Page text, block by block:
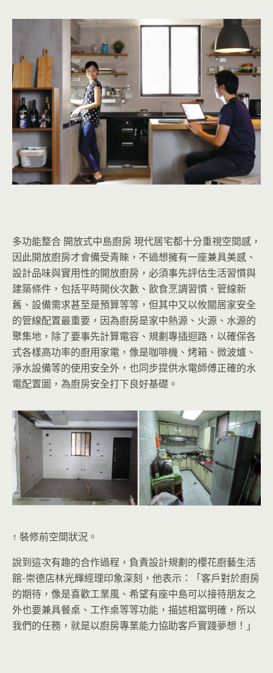
多功能整合 開放式中島廚房 現代居宅都十分重視空間感，
因此開放廚房才會備受青睞，不過想擁有一座兼具美感、
設計品味與實用性的開放廚房，必須事先評估生活習慣與
建築條件，包括平時開伙次數、飲食烹調習慣、管線新
舊、設備需求甚至是預算等等，但其中又以攸關居家安全
的管線配置最重要，因為廚房是家中熱源、火源、水源的
聚集地，除了要事先計算電容、規劃專插迴路，以確保各
式各樣高功率的廚用家電，像是咖啡機、烤箱、微波爐、
淨水設備等的使用安全外，也同步提供水電師傅正確的水
電配置圖，為廚房安全打下良好基礎。
↑ 裝修前空間狀況。
說到這次有趣的合作過程，負責設計規劃的櫻花廚藝生活
館-崇德店林光輝經理印象深刻，他表示：「客戶對於廚房
的期待，像是喜歡工業風、希望有座中島可以接待朋友之
外也要兼具餐桌、工作桌等等功能，描述相當明確，所以
我們的任務，就是以廚房專業能力協助客戶實踐夢想！」